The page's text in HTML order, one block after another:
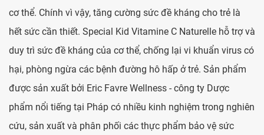
cơ thể. Chính vì vậy, tăng cường sức đề kháng cho trẻ là
hết sức cần thiết. Special Kid Vitamine C Naturelle hỗ trợ và
duy trì sức đề kháng của cơ thể, chống lại vi khuẩn virus có
hại, phòng ngừa các bệnh đường hô hấp ở trẻ. Sản phẩm
được sản xuất bởi Eric Favre Wellness - công ty Dược
phẩm nổi tiếng tại Pháp có nhiều kinh nghiệm trong nghiên
cứu, sản xuất và phân phối các thực phẩm bảo vệ sức